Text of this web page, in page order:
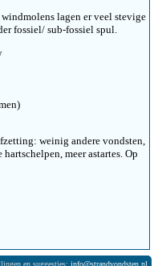
windmolens lagen er veel stevige
fossiel/ sub-fossiel spul.
weinig andere vondsten,
meer astartes. Op
en suggesties: info@strandvondsten.nl